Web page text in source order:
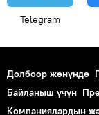
Telegram
Долбоор жөнүндө
Байланыш үчүн
Компаниялардын